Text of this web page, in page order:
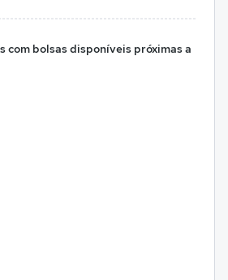
com bolsas disponíveis próximas a